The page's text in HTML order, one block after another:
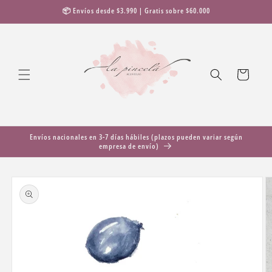
al contenido
📦 Envíos desde $3.990 | Gratis sobre $60.000
Carrito
Envíos nacionales en 3-7 días hábiles (plazos pueden variar según
empresa de envío)
directamente
a la
información